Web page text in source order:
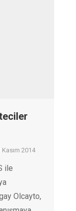
Kasım 2014
ile
Olcayto,